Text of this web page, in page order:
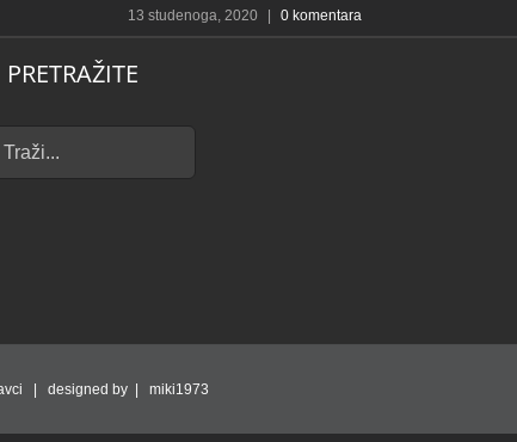
13 studenoga, 2020 0 komentara
PRETRAŽITE
| designed by | miki1973